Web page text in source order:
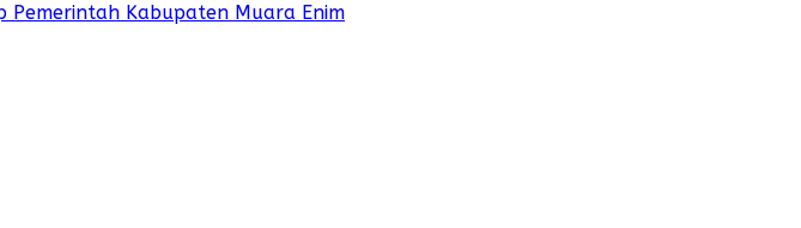
Pemerintah Kabupaten Muara Enim